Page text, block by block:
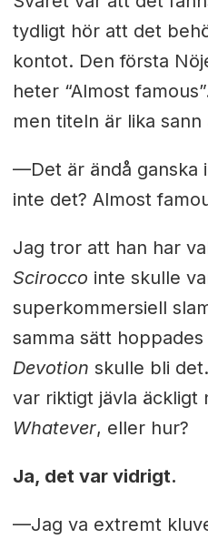
tydligt hör att det
kontot. Den första
heter “Almost
men titeln är lika sann
—Det är ändå ganska
inte det? Almost
Jag tror att han har
Scirocco inte skulle
superkommersiell
samma sätt
Devotion skulle bli
var riktigt jävla äckligt
Whatever, eller hur?
Ja, det var vidrigt.
—Jag va extremt